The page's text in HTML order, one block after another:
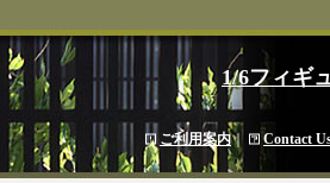
1/6フィギ
ご利用案内｜ Contact